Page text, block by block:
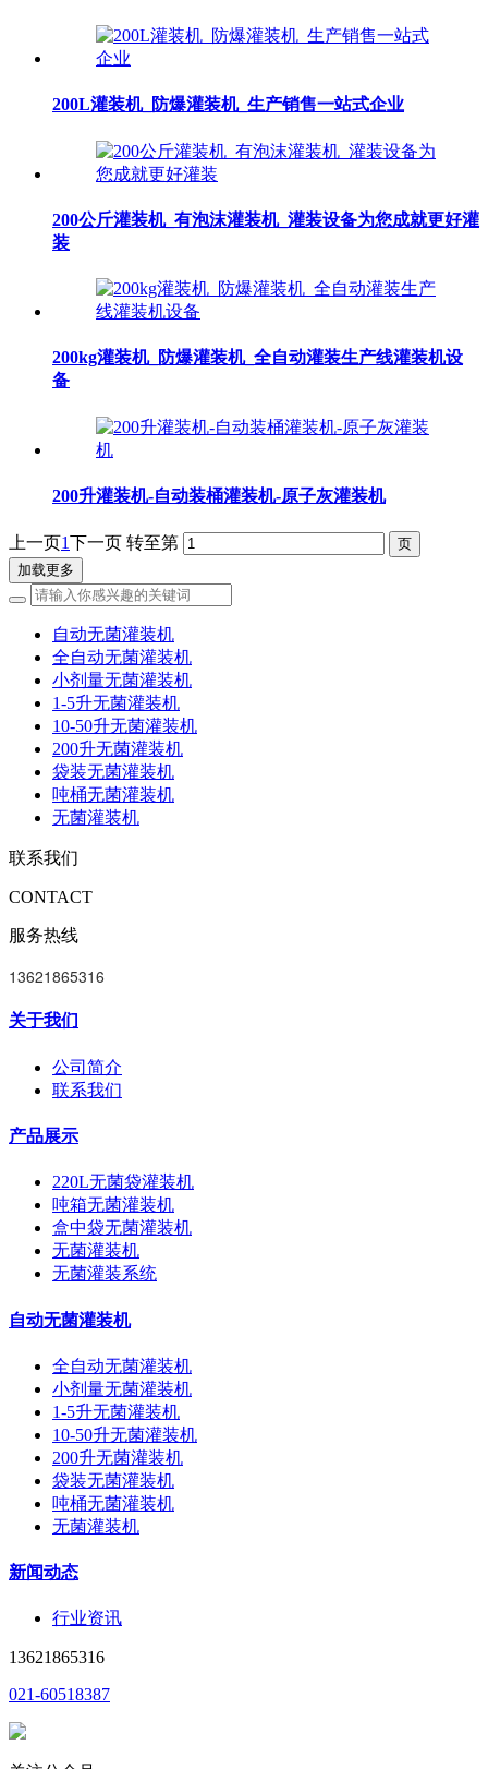
200L灌装机_防爆灌装机_生产销售一站式企业
200公斤灌装机_有泡沫灌装机_灌装设备为您成就更好灌
装
200kg灌装机_防爆灌装机_全自动灌装生产线灌装机设
备
200升灌装机-自动装桶灌装机-原子灰灌装机
上一页1下一页 转至第
加载更多
自动无菌灌装机
全自动无菌灌装机
小剂量无菌灌装机
1-5升无菌灌装机
10-50升无菌灌装机
200升无菌灌装机
袋装无菌灌装机
吨桶无菌灌装机
无菌灌装机
联系我们
CONTACT
服务热线
13621865316
关于我们
公司简介
联系我们
产品展示
220L无菌袋灌装机
吨箱无菌灌装机
盒中袋无菌灌装机
无菌灌装机
无菌灌装系统
自动无菌灌装机
全自动无菌灌装机
小剂量无菌灌装机
1-5升无菌灌装机
10-50升无菌灌装机
200升无菌灌装机
袋装无菌灌装机
吨桶无菌灌装机
无菌灌装机
新闻动态
行业资讯
13621865316
021-60518387